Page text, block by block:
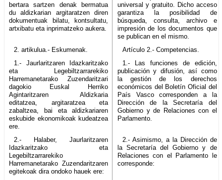
bertara sartzen denak bermatua
du aldizkarian argitaratzen diren
dokumentuak bilatu, kontsultatu,
artxibatu eta inprimatzeko aukera.
universal y gratuito. Dicho acceso
garantiza la posibilidad de
búsqueda, consulta, archivo e
impresión de los documentos que
se publican en el mismo.
2. artikulua.- Eskumenak.
Artículo 2.- Competencias.
1.- Jaurlaritzaren Idazkaritzako
eta Legebiltzarrarekiko
Harremanetarako Zuzendaritzari
dagokio Euskal Herriko
Agintaritzaren Aldizkaria
editatzea, argitaratzea eta
zabaltzea, bai eta aldizkariaren
eskubide ekonomikoak kudeatzea
ere.
1.- Las funciones de edición,
publicación y difusión, así como
la gestión de los derechos
económicos del Boletín Oficial del
País Vasco corresponden a la
Dirección de la Secretaría del
Gobierno y de Relaciones con el
Parlamento.
2.- Halaber, Jaurlaritzaren
Idazkaritzako eta
Legebiltzarrarekiko
Harremanetarako Zuzendaritzaren
egitekoak dira ondoko hauek ere:
2.- Asimismo, a la Dirección de
la Secretaría del Gobierno y de
Relaciones con el Parlamento le
corresponde: